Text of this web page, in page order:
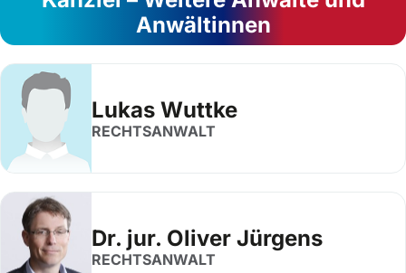
Anwältinnen
Lukas Wuttke
RECHTSANWALT
Dr. jur. Oliver Jürgens
RECHTSANWALT